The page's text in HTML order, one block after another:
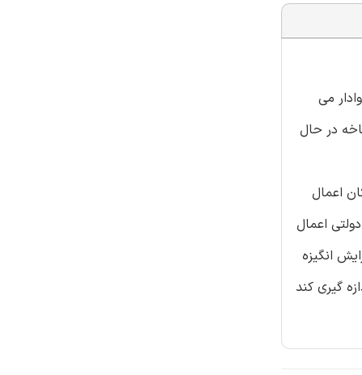
می
در حال
اعمال
اعمال
انگیزه
گیری کند